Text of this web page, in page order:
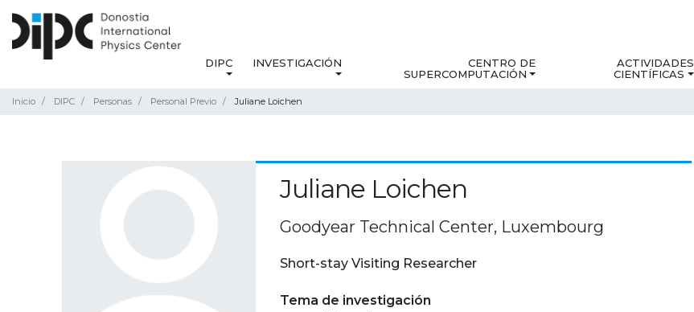
DIPC INVESTIGACIÓN
CENTRO DE
SUPERCOMPUTACIÓN
ACTIVIDADES
CIENTÍFICAS
Inicio DIPC Personas Personal Previo Juliane Loichen
Juliane Loichen
Goodyear Technical Center, Luxembourg
Short-stay Visiting Researcher
Tema de investigación